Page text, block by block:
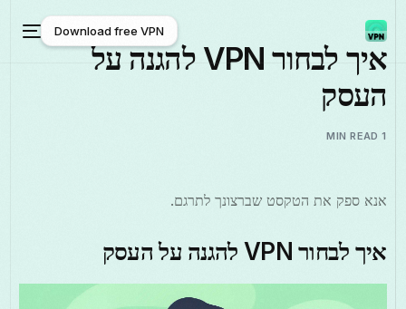
Download free VPN
איך לבחור VPN להגנה על
העסק
1 MIN READ
אנא ספק את הטקסט שברצונך לתרגם.
איך לבחור VPN להגנה על העסק